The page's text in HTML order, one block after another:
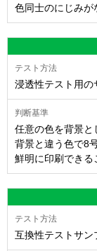
色同士のにじみが
浸透性テスト用の
任意の色を背景と
背景と違う色で8
鮮明に印刷できる
互換性テストサン